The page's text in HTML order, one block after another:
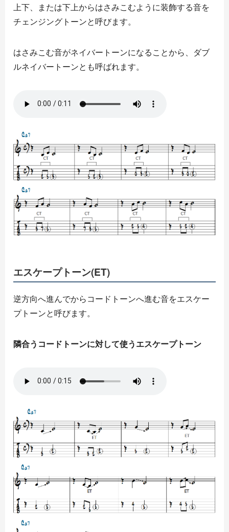
上下、または下上からはさみこむように装飾する音を
チェンジングトーンと呼びます。
はさみこむ音がネイバートーンになることから、ダブ
ルネイバートーンとも呼ばれます。
エスケープトーン(ET)
逆方向へ進んでからコードトーンへ進む音をエスケー
プトーンと呼びます。
隣合うコードトーンに対して使うエスケープトーン